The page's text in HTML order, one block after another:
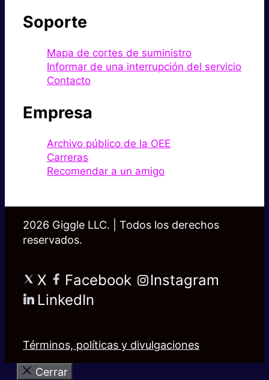
Soporte
Mapa de cortes de suministro
Informar de una interrupción del servicio
Contacto
Empresa
Archivo público de la OEE
Carreras
Recomendar a un amigo
2026 Giggle LLC. | Todos los derechos
reservados.
X Facebook
Instagram
LinkedIn
Términos, políticas y divulgaciones
Cerrar